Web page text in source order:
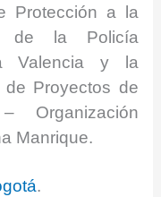
Protección a la
de la Policía
Valencia y la
de Proyectos de
Manrique.
.